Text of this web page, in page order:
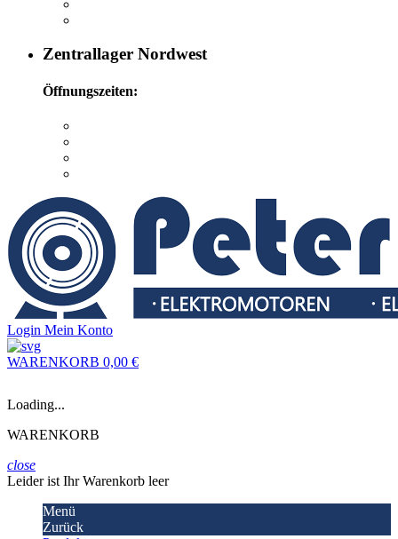
Zentrallager Nordwest
Öffnungszeiten:
Login Mein Konto
WARENKORB 0,00 €
Loading...
WARENKORB
close
Leider ist Ihr Warenkorb leer
Menü
Zurück